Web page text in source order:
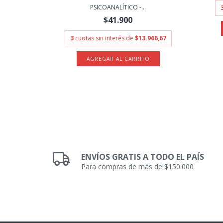
PSICOANALÍTICO -...
$41.900
3 cuotas sin interés de $13.966,67
ENVÍOS GRATIS A TODO EL PAÍS
Para compras de más de $150.000